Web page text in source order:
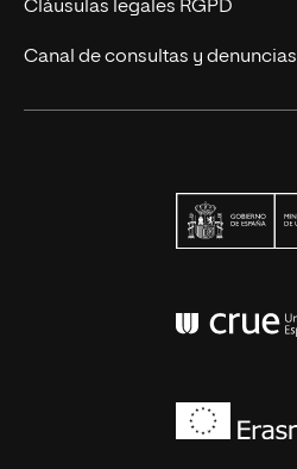
Cláusulas legales RGPD
Canal de consultas y denuncias